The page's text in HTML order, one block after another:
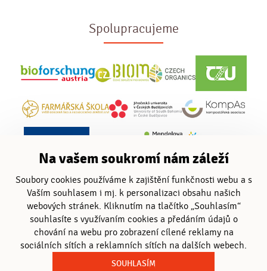
Spolupracujeme
Na vašem soukromí nám záleží
Soubory cookies používáme k zajištění funkčnosti webu a s
Vaším souhlasem i mj. k personalizaci obsahu našich
webových stránek. Kliknutím na tlačítko „Souhlasím“
souhlasíte s využívaním cookies a předáním údajů o
chování na webu pro zobrazení cílené reklamy na
sociálních sítích a reklamních sítích na dalších webech.
SOUHLASÍM